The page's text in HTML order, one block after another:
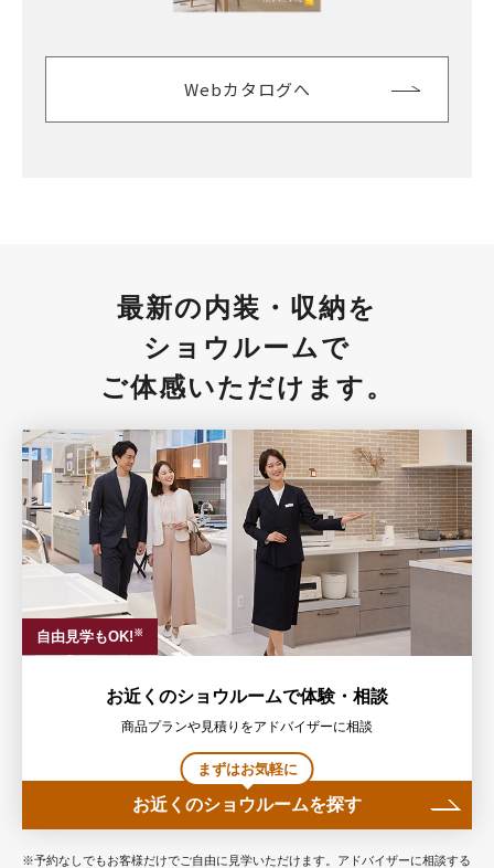
Webカタログへ
最新の内装・収納を
ショウルームで
ご体感いただけます。
自由見学もOK! ※
お近くのショウルームで体験・相談
商品プランや見積りをアドバイザーに相談
まずはお気軽に
お近くのショウルームを探す
※予約なしでもお客様だけでご自由に見学いただけます。アドバイザーに相談する